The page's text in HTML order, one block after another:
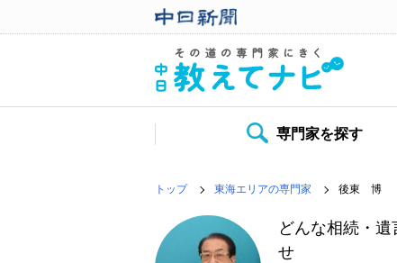
専門家を探す
トップ 東海エリアの専門家 後東 博
どんな相続・
せ